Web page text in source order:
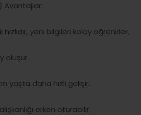
Avantajlar:
yeni bilgileri kolay öğrenirler.
oluşur.
yaşta daha hızlı gelişir.
erken oturabilir.